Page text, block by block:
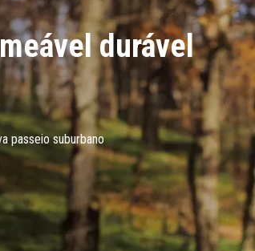
durável
passeio suburbano